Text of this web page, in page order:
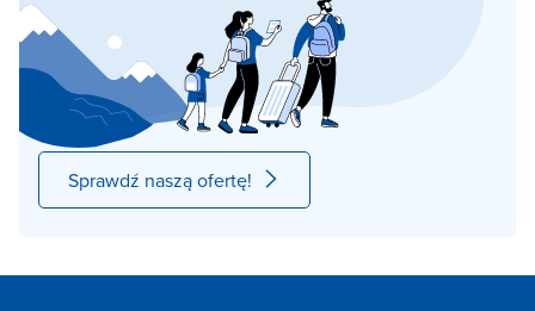
Sprawdź naszą ofertę!